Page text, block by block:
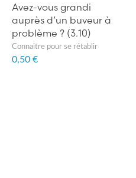
Avez-vous grandi
auprès d’un buveur à
problème ? (3.10)
Connaitre pour se rétablir
0,50 €